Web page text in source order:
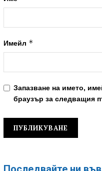
Имейл *
Запазване на името,
браузър за следващия